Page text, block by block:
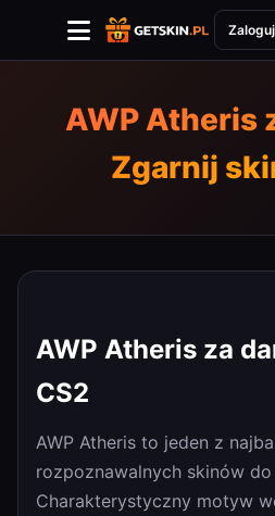
AWP Atheris
Zgarnij
AWP Atheris za
CS2
AWP Atheris to jeden z
rozpoznawalnych skinów do
Charakterystyczny motyw